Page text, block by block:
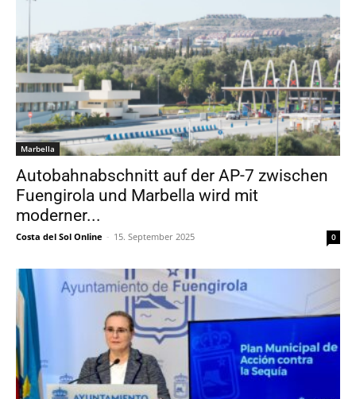
Marbella
Autobahnabschnitt auf der AP-7 zwischen
Fuengirola und Marbella wird mit
moderner...
Costa del Sol Online - 15. September 2025 0